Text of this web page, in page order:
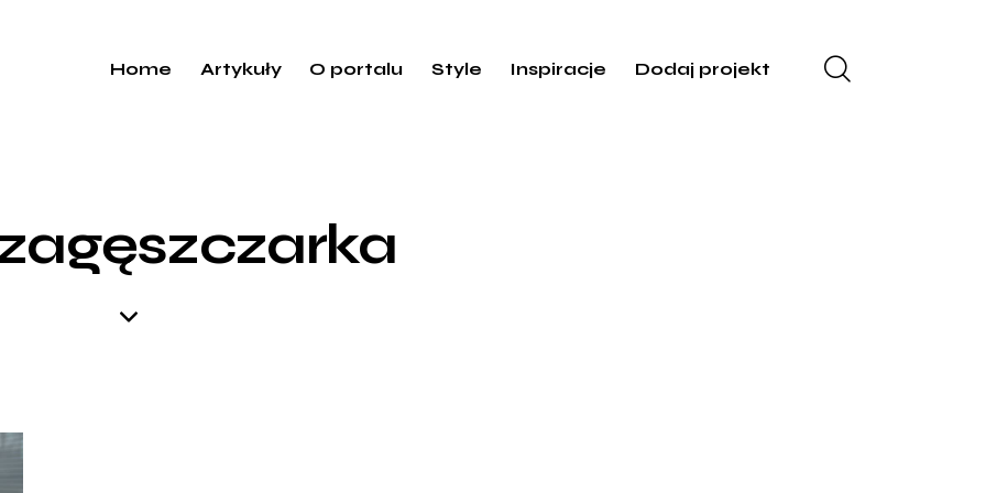
Home Artykuły O portalu Style Inspiracje Dodaj projekt